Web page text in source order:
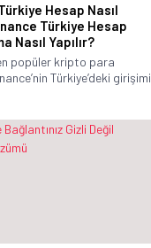
Hesap Nasıl
Türkiye Hesap
Nasıl Yapılır?
popüler kripto para
Türkiye’deki girişimi